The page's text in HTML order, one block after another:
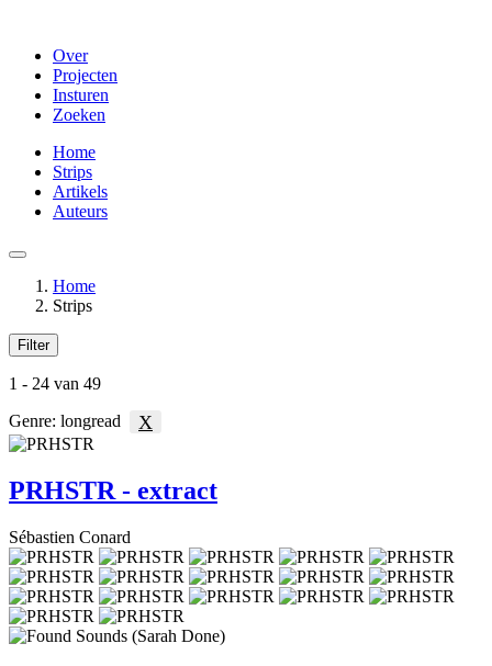
naar
inhoud
gaan
Over
Projecten
Insturen
Zoeken
Home
Strips
Artikels
Auteurs
Menu
Kruimelpad
Home
Strips
Strips
Filter
1 - 24 van 49
Genre: longread X
PRHSTR - extract
Sébastien Conard